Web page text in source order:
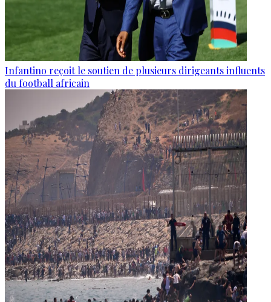
Infantino reçoit le soutien de plusieurs dirigeants influents
du football africain